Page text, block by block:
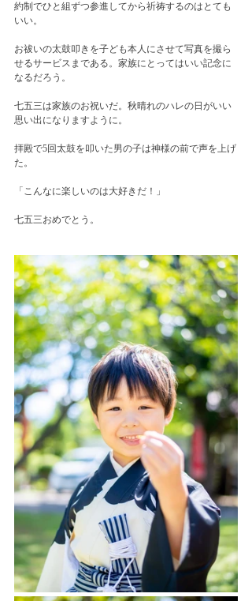
約制でひと組ずつ参進してから祈祷するのはとても
いい。
お祓いの太鼓叩きを子ども本人にさせて写真を撮ら
せるサービスまである。家族にとってはいい記念に
なるだろう。
七五三は家族のお祝いだ。秋晴れのハレの日がいい
思い出になりますように。
拝殿で5回太鼓を叩いた男の子は神様の前で声を上げ
た。
「こんなに楽しいのは大好きだ！」
七五三おめでとう。